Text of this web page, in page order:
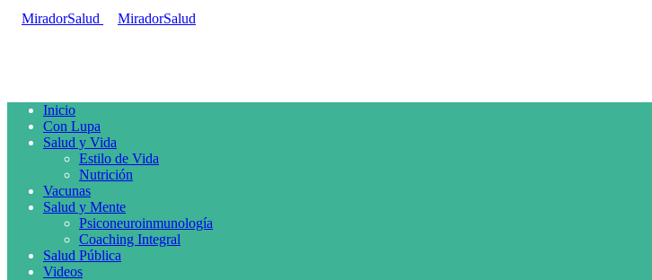
Inicio
Con Lupa
Salud y Vida
Estilo de Vida
Nutrición
Vacunas
Salud y Mente
Psiconeuroinmunología
Coaching Integral
Salud Pública
Videos